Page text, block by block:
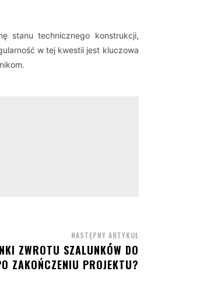
stanu technicznego konstrukcji,
w tej kwestii jest kluczowa
NASTĘPNY ARTYKUŁ
ZWROTU SZALUNKÓW DO
ZAKOŃCZENIU PROJEKTU?